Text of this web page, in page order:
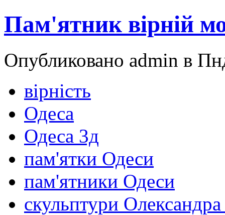
Пам'ятник вірній
Опубликовано admin в
вірність
Одеса
Одеса 3д
пам'ятки Одеси
пам'ятники Одеси
скульптури Олександра